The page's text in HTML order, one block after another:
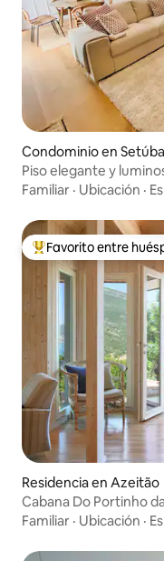
Condominio en Setúbal
Piso elegante y
Familiar · Ubicación ·
De los mejores en
Favorito entre
Residencia en Azeitão
Cabana Do Portinho
Familiar · Ubicación ·